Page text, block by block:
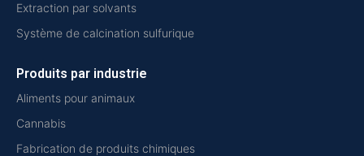
Extraction par solvants
Système de calcination sulfurique
Produits par industrie
Aliments pour animaux
Cannabis
Fabrication de produits chimiques